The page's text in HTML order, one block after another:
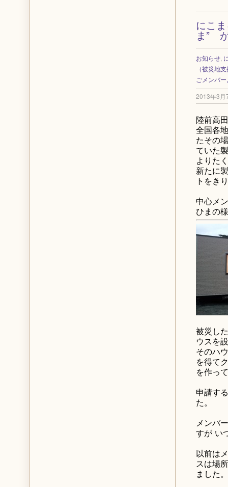
にこ
ま”
お知らせ,
（被災地
ごメンバ
2013年3月
陸前高
全国各
たその
ていた
よりた
新たに
トをき
中心メ
ひまの
被災し
ウスを
そのハ
を得て
を作っ
申請す
た。
メンバ
すが い
以前は
スは場
ました。